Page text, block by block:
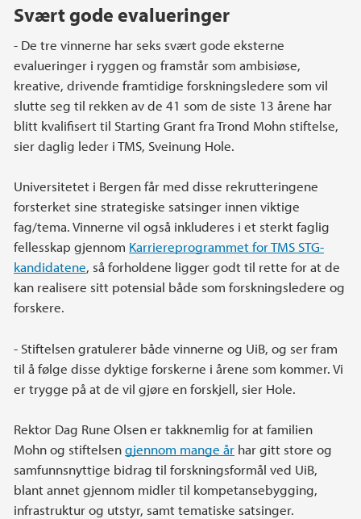
Svært gode evalueringer
- De tre vinnerne har seks svært gode eksterne
evalueringer i ryggen og framstår som ambisiøse,
kreative, drivende framtidige forskningsledere som vil
slutte seg til rekken av de 41 som de siste 13 årene har
blitt kvalifisert til Starting Grant fra Trond Mohn stiftelse,
sier daglig leder i TMS, Sveinung Hole.
Universitetet i Bergen får med disse rekrutteringene
forsterket sine strategiske satsinger innen viktige
fag/tema. Vinnerne vil også inkluderes i et sterkt faglig
fellesskap gjennom Karriereprogrammet for TMS STG-
kandidatene, så forholdene ligger godt til rette for at de
kan realisere sitt potensial både som forskningsledere og
forskere.
- Stiftelsen gratulerer både vinnerne og UiB, og ser fram
til å følge disse dyktige forskerne i årene som kommer. Vi
er trygge på at de vil gjøre en forskjell, sier Hole.
Rektor Dag Rune Olsen er takknemlig for at familien
Mohn og stiftelsengjennom mange år har gitt store og
samfunnsnyttige bidrag til forskningsformål ved UiB,
blant annet gjennom midler til kompetansebygging,
infrastruktur og utstyr, samt tematiske satsinger.